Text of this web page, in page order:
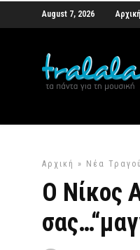
August 7, 2026 Αρχική
Αρχική » Νέα
Ο Νίκος